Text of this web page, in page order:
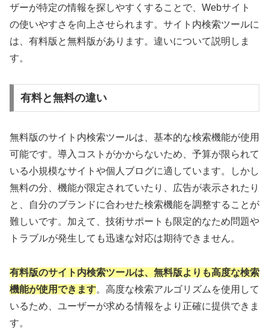
ザーが特定の情報を探しやすくすることで、Webサイト
の使いやすさを向上させられます。サイト内検索ツールに
は、有料版と無料版があります。違いについて説明しま
す。
有料と無料の違い
無料版のサイト内検索ツールは、基本的な検索機能が使用
可能です。導入コストがかからないため、予算が限られて
いる小規模なサイトや個人ブログに適しています。しかし
無料の分、機能が限定されていたり、広告が表示されたり
と、自分のブランドに合わせた検索機能を調整することが
難しいです。加えて、技術サポートも限定的なため問題や
トラブルが発生しても迅速な対応は期待できません。
有料版のサイト内検索ツールは、無料版よりも高度な検索
機能が使用できます。高度な検索アルゴリズムを使用して
いるため、ユーザーが求める情報をより正確に提供できま
す。